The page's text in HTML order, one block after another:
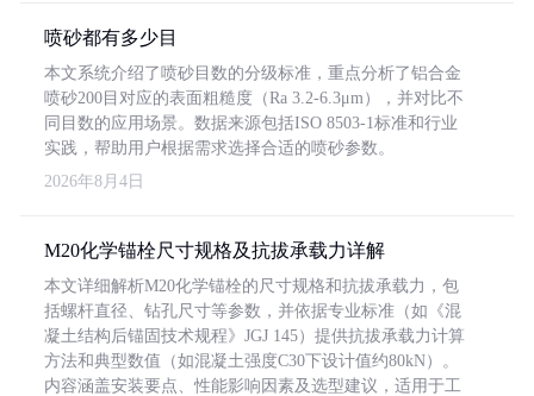
喷砂都有多少目
本文系统介绍了喷砂目数的分级标准，重点分析了铝合金
喷砂200目对应的表面粗糙度（Ra 3.2-6.3μm），并对比不
同目数的应用场景。数据来源包括ISO 8503-1标准和行业
实践，帮助用户根据需求选择合适的喷砂参数。
2026年8月4日
M20化学锚栓尺寸规格及抗拔承载力详解
本文详细解析M20化学锚栓的尺寸规格和抗拔承载力，包
括螺杆直径、钻孔尺寸等参数，并依据专业标准（如《混
凝土结构后锚固技术规程》JGJ 145）提供抗拔承载力计算
方法和典型数值（如混凝土强度C30下设计值约80kN）。
内容涵盖安装要点、性能影响因素及选型建议，适用于工